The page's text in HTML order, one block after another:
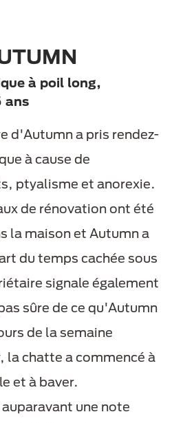
à poil long,
ans
d'Autumn a pris rendez-
à cause de
ptyalisme et anorexie.
de rénovation ont été
la maison et Autumn a
du temps cachée sous
signale également
sûre de ce qu'Autumn
de la semaine
la chatte a commencé à
et à baver.
une note